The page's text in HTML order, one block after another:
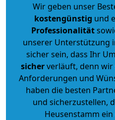
Wir geben unser
kostengünstig und
Professionalität
unserer Unterstützung
sicher sein, dass Ihr
sicherverläuft, denn wir
Anforderungen und
haben die besten
und sicherzustellen,
Heusenstamm